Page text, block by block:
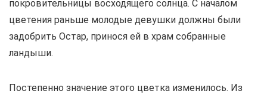
покровительницы восходящего солнца. С началом
цветения раньше молодые девушки должны были
задобрить Остар, принося ей в храм собранные
ландыши.
Постепенно значение этого цветка изменилось. Из